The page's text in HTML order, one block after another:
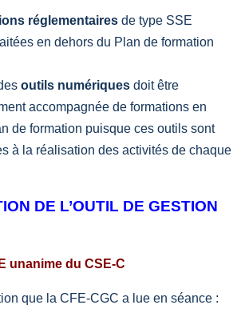
réglementaires de type SSE
en dehors du Plan de formation
outils numériques doit être
accompagnée de formations en
de formation puisque ces outils sont
à la réalisation des activités de chaque
DE L’OUTIL DE GESTION
unanime du CSE-C
que la CFE-CGC a lue en séance :